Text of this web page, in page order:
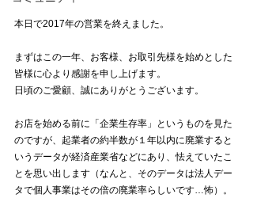
本日で2017年の営業を終えました。
まずはこの一年、お客様、お取引先様を始めとした
皆様に心より感謝を申し上げます。
日頃のご愛顧、誠にありがとうございます。
お店を始める前に「企業生存率」というものを見た
のですが、起業者の約半数が１年以内に廃業すると
いうデータが経済産業省などにあり、怯えていたこ
とを思い出します（なんと、そのデータは法人デー
タで個人事業はその倍の廃業率らしいです…怖）。